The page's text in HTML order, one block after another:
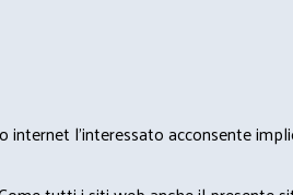
l’interessato acconsente